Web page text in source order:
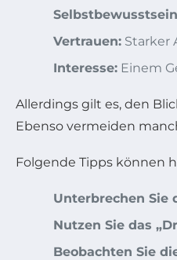
Vertrauen: Starker
Interesse: Einem
Allerdings gilt es, den
Ebenso vermeiden
Folgende Tipps können
Unterbrechen Sie
Nutzen Sie das
Beobachten Sie